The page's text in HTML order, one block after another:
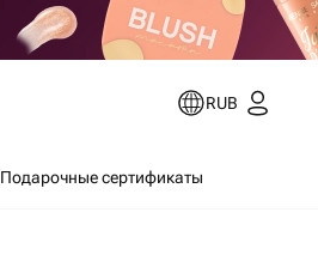
RUB
Подарочные сертификаты